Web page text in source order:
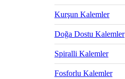
Kurşun Kalemler
Doğa Dostu Kalemler
Spiralli Kalemler
Fosforlu Kalemler